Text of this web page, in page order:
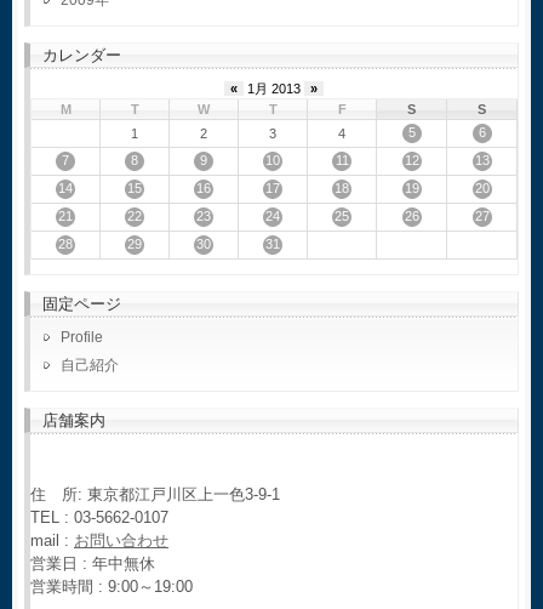
カレンダー
« 1月 2013
»
M
T W T F S
S
1
2 3 4 5
6
7
8 9 10 11 12
13
14
15 16 17 18 19
20
21
22 23 24 25 26
27
28
29 30 31
固定ページ
Profile
自己紹介
店舗案内
住 所: 東京都江戸川区上一色3-9-1
TEL : 03-5662-0107
mail : お問い合わせ
営業日 : 年中無休
営業時間 : 9:00～19:00